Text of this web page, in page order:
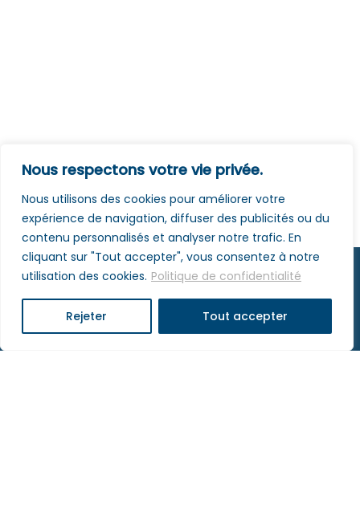
Nous respectons votre vie privée.
Nous utilisons des cookies pour améliorer votre
expérience de navigation, diffuser des publicités ou du
contenu personnalisés et analyser notre trafic. En
cliquant sur "Tout accepter", vous consentez à notre
utilisation des cookies. Politique de confidentialité
Rejeter Tout accepter
Lycée Charles de Foucauld • Allée d'Athènes - 67300